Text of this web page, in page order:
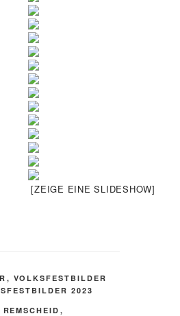
[ZEIGE EINE SLIDESHOW]
, VOLKSFESTBILDER
2023
REMSCHEID ,